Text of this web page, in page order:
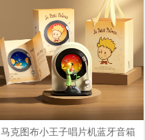
马克图布小王子唱片机蓝牙音箱